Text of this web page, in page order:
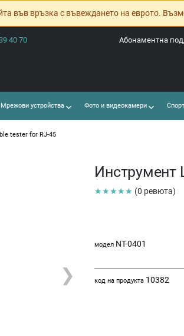
във връзка с въвеждането на еврото.
40 70 Абонаментна
устройства Фото и видеокамери
tester for RJ-45
❯
Инструмент
★★★★★ (0 ревюта)
модел NT-0401
код на продукта 10382